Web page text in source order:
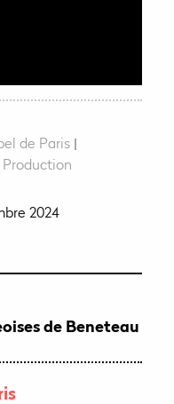
de Paris|
Production
2024
de Beneteau